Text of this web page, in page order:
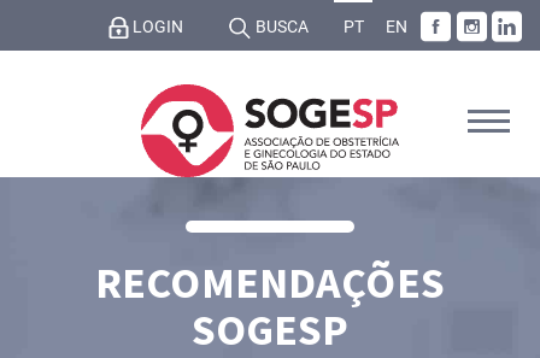
LOGIN BUSCA PT EN
RECOMENDAÇÕES
SOGESP